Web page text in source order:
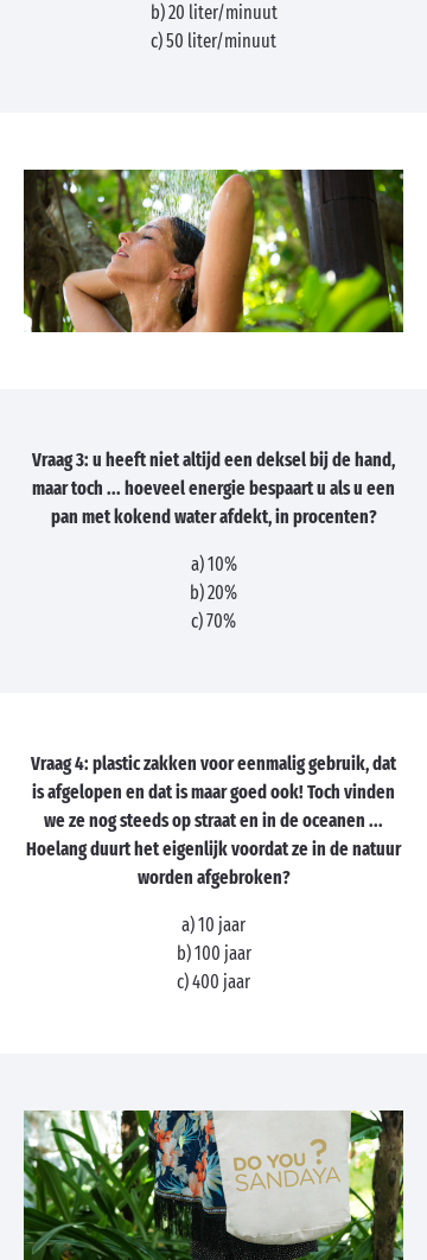
b) 20 liter/minuut
c) 50 liter/minuut
Vraag 3: u heeft niet altijd een deksel bij de hand,
maar toch ... hoeveel energie bespaart u als u een
pan met kokend water afdekt, in procenten?
a) 10%
b) 20%
c) 70%
Vraag 4: plastic zakken voor eenmalig gebruik, dat
is afgelopen en dat is maar goed ook! Toch vinden
we ze nog steeds op straat en in de oceanen ...
Hoelang duurt het eigenlijk voordat ze in de natuur
worden afgebroken?
a) 10 jaar
b) 100 jaar
c) 400 jaar